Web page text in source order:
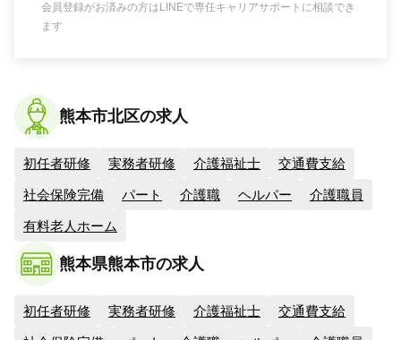
会員登録がお済みの方はLINEで専任キャリアサポートに相談でき
ます
熊本市北区の求人
初任者研修 実務者研修 介護福祉士 交通費支給
社会保険完備 パート 介護職 ヘルパー 介護職員
有料老人ホーム
熊本県熊本市の求人
初任者研修 実務者研修 介護福祉士 交通費支給